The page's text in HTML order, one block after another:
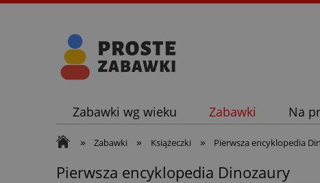
Zabawki wg wieku Zabawki Na
» Zabawki » Książeczki » Pierwsza encyklopedia
Pierwsza encyklopedia Dinozaury